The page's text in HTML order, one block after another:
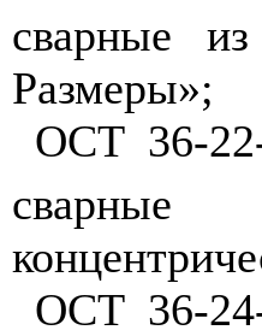
сварные
Размеры»;
ОСТ 36-
сварные
ОСТ 36-